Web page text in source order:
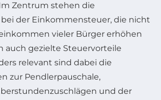
Zentrum stehen die
der Einkommensteuer, die nicht
vieler Bürger erhöhen
auch gezielte Steuervorteile
relevant sind dabei die
zur Pendlerpauschale,
und der